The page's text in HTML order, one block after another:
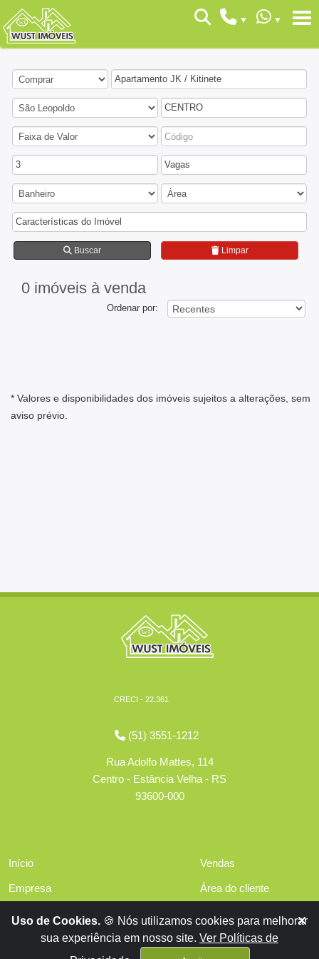
Apartamento JK / Kitinete
CENTRO
3 Vagas
Características do Imóvel
Buscar Limpar
0 imóveis à venda
Ordenar por:
* Valores e disponibilidades dos imóveis sujeitos a alterações, sem
aviso prévio.
CRECI - 22.361
(51) 3551-1212
Rua Adolfo Mattes, 114
Centro - Estância Velha - RS
93600-000
Início
Empresa
Financiamentos
Vendas
Área do cliente
Contato
Uso de Cookies. 🍪 Nós utilizamos cookies para melhorar
sua experiência em nosso site. Ver Políticas de